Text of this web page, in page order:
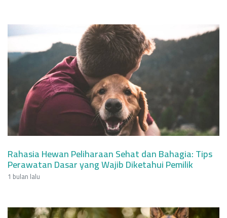
Rahasia Hewan Peliharaan Sehat dan Bahagia: Tips
Perawatan Dasar yang Wajib Diketahui Pemilik
1 bulan lalu